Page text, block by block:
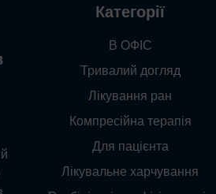
Категорії
В ОФІС
Тривалий догляд
Лікування ран
Компресійна терапія
Для пацієнта
Лікувальне харчування